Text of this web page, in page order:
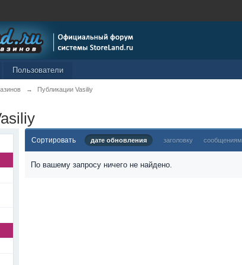
Пользователи
→ Публикации Vasiliy
Сортировать дате обновления заголовку сообщениям
По вашему запросу ничего не найдено.